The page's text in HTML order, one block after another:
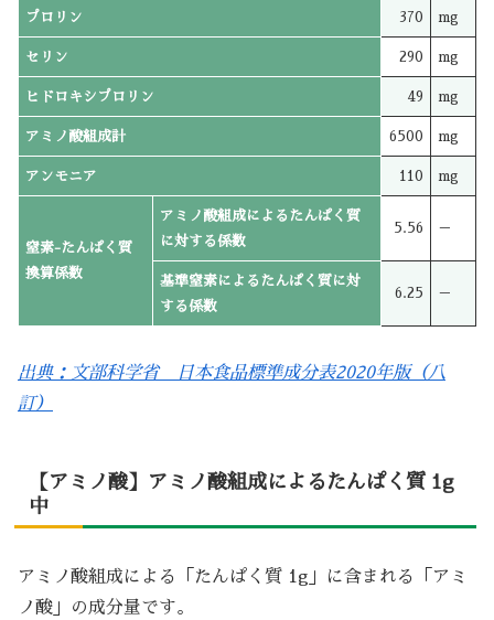
プロリン 370 mg
セリン 290 mg
ヒドロキシプロリン 49 mg
アミノ酸組成計 6500 mg
アンモニア 110 mg
窒素-たんぱく質
換算係数
アミノ酸組成によるたんぱく質
に対する係数
5.56 －
基準窒素によるたんぱく質に対
する係数
6.25 －
出典：文部科学省 日本食品標準成分表2020年版（八
訂）
【アミノ酸】アミノ酸組成によるたんぱく質 1g
中
アミノ酸組成による「たんぱく質 1g」に含まれる「アミ
ノ酸」の成分量です。